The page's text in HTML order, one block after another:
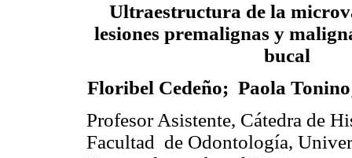
Ultraestructura de la
lesiones premalignas y
bucal
Floribel Cedeño; Paola
Profesor Asistente, Cátedra de
Facultad de Odontología,